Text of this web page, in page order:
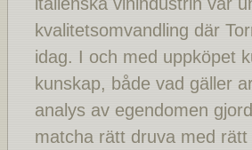
kvalitetsomvandling där
idag. I och med uppköpet
kunskap, både vad gäller
analys av egendomen
matcha rätt druva med